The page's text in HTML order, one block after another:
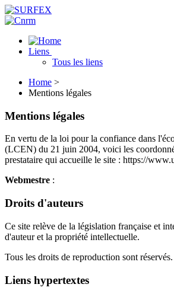
Liens
Tous les liens
Home >
Mentions légales
Mentions légales
En vertu de la loi pour la confiance dans
(LCEN) du 21 juin 2004, voici les
prestataire qui accueille le site : https://
Webmestre :
Droits d'auteurs
Ce site relève de la législation française et
d'auteur et la propriété intellectuelle.
Tous les droits de reproduction sont réservés.
Liens hypertextes